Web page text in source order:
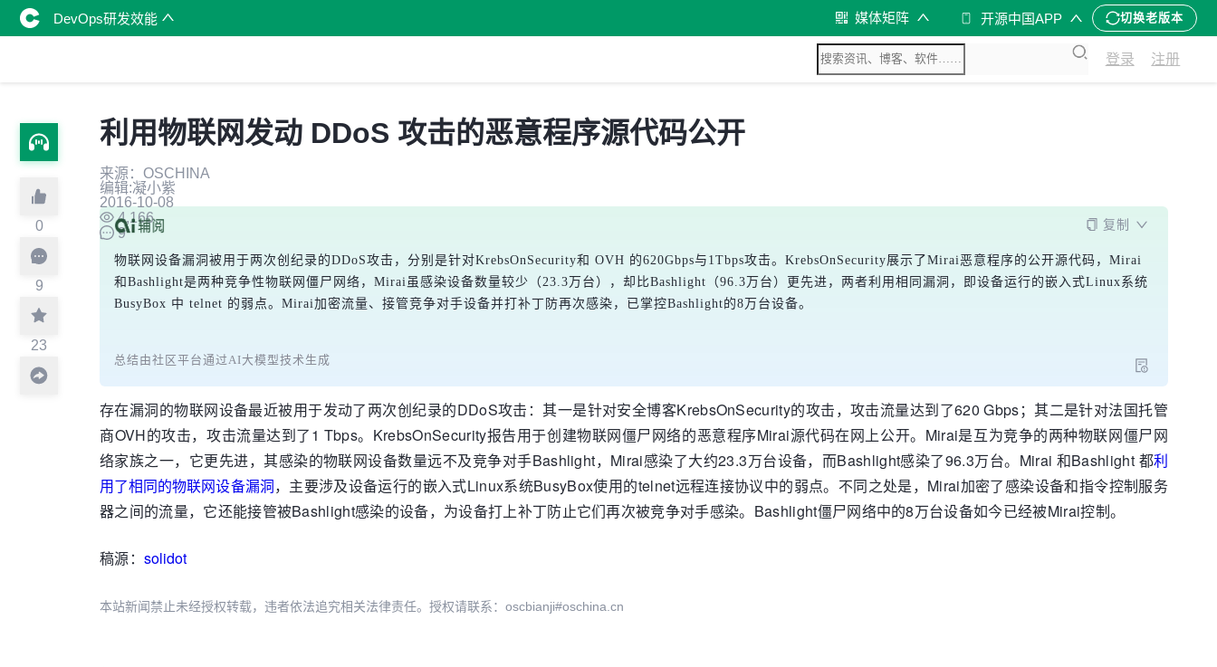
DevOps研发效能 媒体矩阵 开源中国APP 切换老版本
登录 注册
0
9
23
利用物联网发动 DDoS 攻击的恶意程序源代码公开
来源：OSCHINA
编辑:凝小紫
2016-10-08
4,166
9
复制
物联网设备漏洞被用于两次创纪录的DDoS攻击，分别是针对KrebsOnSecurity和 OVH 的620Gbps与1Tbps攻击。KrebsOnSecurity展示了Mirai恶意程序的公开源代码，Mirai
和Bashlight是两种竞争性物联网僵尸网络，Mirai虽感染设备数量较少（23.3万台），却比Bashlight（96.3万台）更先进，两者利用相同漏洞，即设备运行的嵌入式Linux系统
BusyBox 中 telnet 的弱点。Mirai加密流量、接管竞争对手设备并打补丁防再次感染，已掌控Bashlight的8万台设备。
总结由社区平台通过AI大模型技术生成
存在漏洞的物联网设备最近被用于发动了两次创纪录的DDoS攻击：其一是针对安全博客KrebsOnSecurity的攻击，攻击流量达到了620 Gbps；其二是针对法国托管
商OVH的攻击，攻击流量达到了1 Tbps。KrebsOnSecurity报告用于创建物联网僵尸网络的恶意程序Mirai源代码在网上公开。Mirai是互为竞争的两种物联网僵尸网
络家族之一，它更先进，其感染的物联网设备数量远不及竞争对手Bashlight，Mirai感染了大约23.3万台设备，而Bashlight感染了96.3万台。Mirai 和Bashlight 都利
用了相同的物联网设备漏洞，主要涉及设备运行的嵌入式Linux系统BusyBox使用的telnet远程连接协议中的弱点。不同之处是，Mirai加密了感染设备和指令控制服务
器之间的流量，它还能接管被Bashlight感染的设备，为设备打上补丁防止它们再次被竞争对手感染。Bashlight僵尸网络中的8万台设备如今已经被Mirai控制。
稿源： solidot
本站新闻禁止未经授权转载，违者依法追究相关法律责任。授权请联系：oscbianji#oschina.cn